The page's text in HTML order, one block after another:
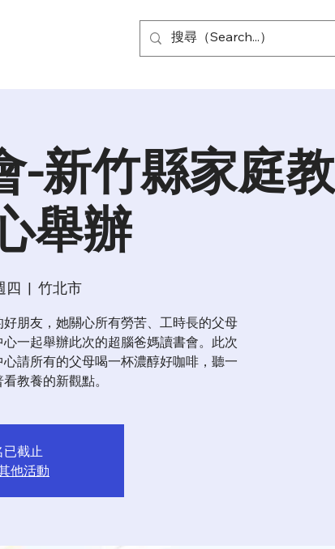
-新竹縣家庭教
舉辦
四
  |
竹北市
朋友，她關心所有勞苦、工時長的父母
一起舉辦此次的超腦爸媽讀書會。此次
請所有的父母喝一杯濃醇好咖啡，聽一
教養的新觀點。
已截止
他活動